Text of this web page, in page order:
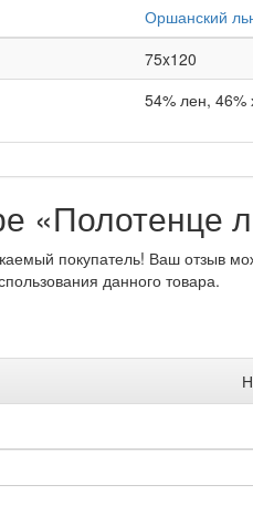
Оршанский
75x120
54% лен, 46%
«Полотенце
покупатель! Ваш отзыв
данного товара.